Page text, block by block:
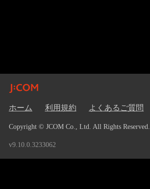
ホーム 利用規約 よくあるご質問
Copyright © JCOM Co., Ltd. All Rights Reserved.
v9.10.0.3233062